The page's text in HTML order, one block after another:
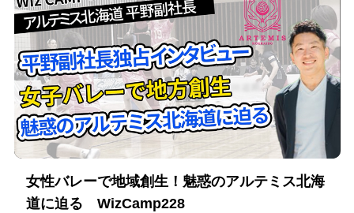
女性バレーで地域創生！魅惑のアルテミス北海
道に迫る WizCamp228